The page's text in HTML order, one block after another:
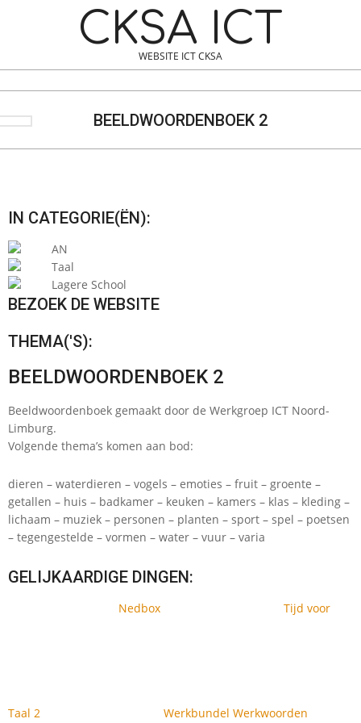
CKSA ICT
WEBSITE ICT CKSA
BEELDWOORDENBOEK 2
IN CATEGORIE(ËN):
AN
Taal
Lagere School
BEZOEK DE WEBSITE
THEMA('S):
BEELDWOORDENBOEK 2
Beeldwoordenboek gemaakt door de Werkgroep ICT Noord-
Limburg.
Volgende thema’s komen aan bod:
dieren – waterdieren – vogels – emoties – fruit – groente –
getallen – huis – badkamer – keuken – kamers – klas – kleding –
lichaam – muziek – personen – planten – sport – spel – poetsen
– tegengestelde – vormen – water – vuur – varia
GELIJKAARDIGE DINGEN:
Nedbox Tijd voor
Taal 2 Werkbundel Werkwoorden